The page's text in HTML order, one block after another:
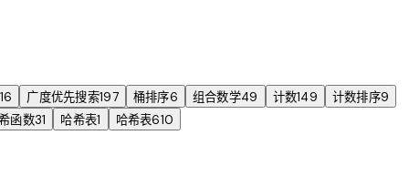
16 广度优先搜索197 桶排序6 组合数学49 计数149 计数排序9
函数31 哈希表1 哈希表610